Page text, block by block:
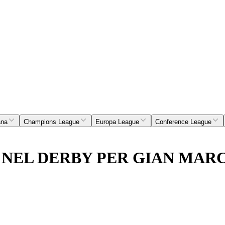
Champions League Europa League Conference League
DERBY PER GIAN